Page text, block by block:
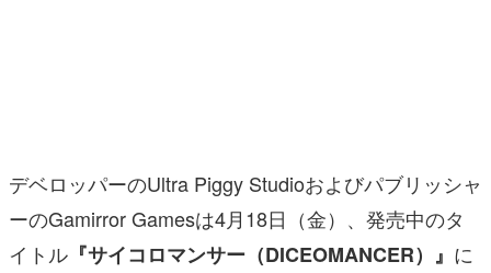
その他
電ファミニコゲーマーとは？
デベロッパーのUltra Piggy Studioおよびパブリッシャ
ーのGamirror Gamesは4月18日（金）、発売中のタ
イトル 『サイコロマンサー（DICEOMANCER）』 に